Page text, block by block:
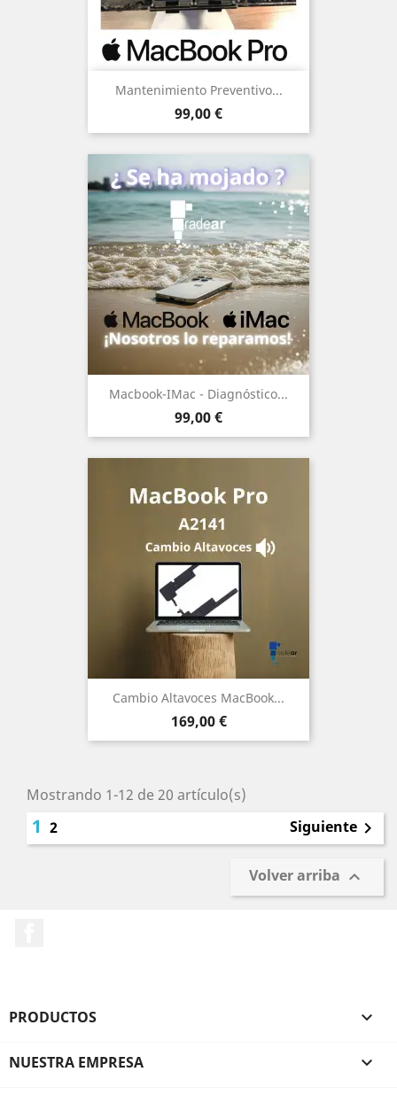
Mantenimiento Preventivo...
Precio
99,00 €
Macbook-IMac - Diagnóstico...
Precio
99,00 €
Cambio Altavoces MacBook...
Precio
169,00 €
Mostrando 1-12 de 20 artículo(s)
1 2 Siguiente 
Volver arriba 
PRODUCTOS 
NUESTRA EMPRESA 